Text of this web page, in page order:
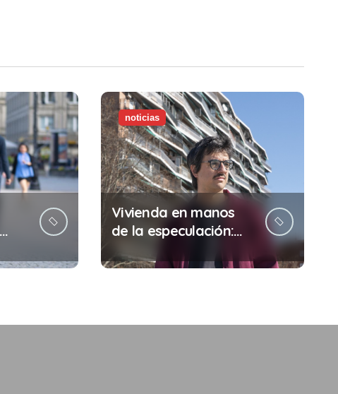
noticias
Vivienda en manos
de la especulación:
no te da para vivir